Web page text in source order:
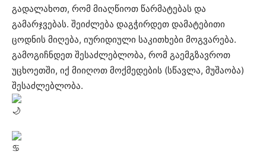
გადალახოთ, რომ მიაღწიოთ წარმატებას და
გამარჯვებას. შეიძლება დაგჭირდეთ დამატებითი
ცოდნის მიღება, იურიდიული საკითხები მოგვარება.
გამოგიჩნდეთ შესაძლებლობა, რომ გაემგზავროთ
უცხოეთში, იქ მიიღოთ მოქმედების (სწავლა, მუშაობა)
შესაძლებლობა.